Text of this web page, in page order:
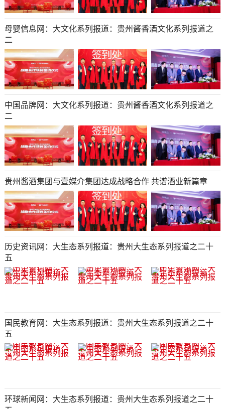
母婴信息网：大文化系列报道：贵州酱香酒文化系列报道之
二
中国品牌网：大文化系列报道：贵州酱香酒文化系列报道之
二
贵州酱酒集团与壹媒介集团达成战略合作 共谱酒业新篇章
历史资讯网：大生态系列报道：贵州大生态系列报道之二十
五​​​​​​​​​​​​​​​​​​​​​​​​​​​​​​​​​​​​​​​​​​
国民教育网：大生态系列报道：贵州大生态系列报道之二十
五​​​​​​​​​​​​​​​​​​​​​​​​​​​​​​​​​​​​​​​​​​
环球新闻网：大生态系列报道：贵州大生态系列报道之二十